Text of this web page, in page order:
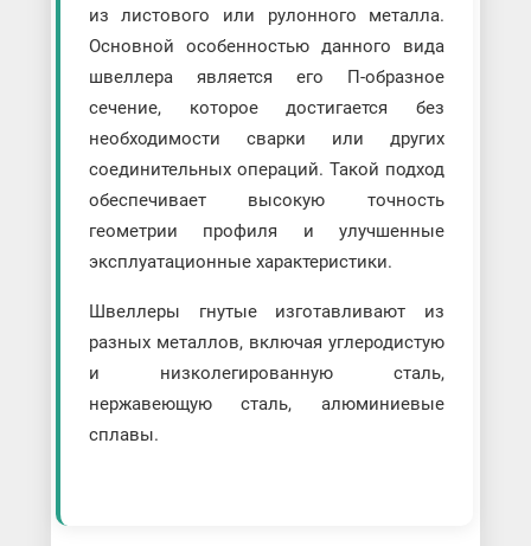
из листового или рулонного металла.
Основной особенностью данного вида
швеллера является его П-образное
сечение, которое достигается без
необходимости сварки или других
соединительных операций. Такой подход
обеспечивает высокую точность
геометрии профиля и улучшенные
эксплуатационные характеристики.
Швеллеры гнутые изготавливают из
разных металлов, включая углеродистую
и низколегированную сталь,
нержавеющую сталь, алюминиевые
сплавы.